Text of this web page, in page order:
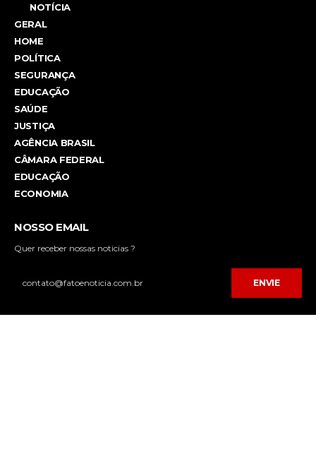
NOTÍCIA
GERAL
HOME
POLÍTICA
SEGURANÇA
EDUCAÇÃO
SAÚDE
JUSTIÇA
AGÊNCIA BRASIL
CÂMARA FEDERAL
EDUCAÇÃO
ECONOMIA
NOSSO EMAIL
Quer receber nossas noticias ?
ENVIE